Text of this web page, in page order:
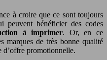
à croire que ce sont toujours
peuvent bénéficier des codes
à imprimer. Or, en ce
marques de très bonne qualité
d’offre promotionnelle.